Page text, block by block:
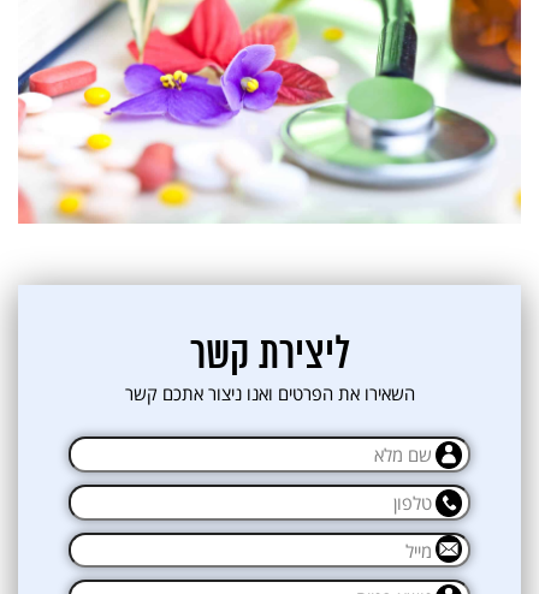
ליצירת קשר
השאירו את הפרטים ואנו ניצור אתכם קשר